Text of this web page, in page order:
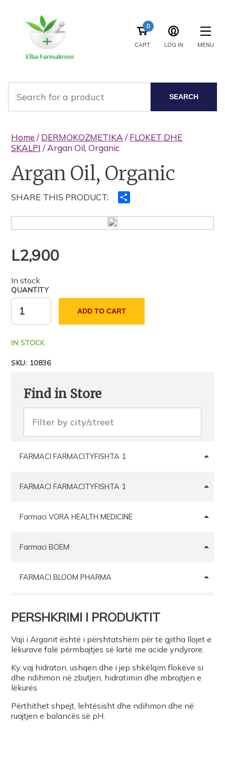
CART
0
LOG IN MENU
SEARCH
Home / DERMOKOZMETIKA / FLOKET DHE
SKALPI / Argan Oil, Organic
Argan Oil, Organic
SHARE THIS PRODUCT:
tjerët
L2,900
In stock
QUANTITY
ADD TO CART
IN STOCK
SKU: 10836
Find in Store
FARMACI FARMACITYFISHTA 1
FARMACI FARMACITYFISHTA 1
Farmaci VORA HEALTH MEDICINE
Farmaci BOEM
FARMACI BLOOM PHARMA
Farmaci BOEM
HALSA SHPK
PERSHKRIMI I PRODUKTIT
Vaji i Arganit është i përshtatshëm për të gjitha llojet e
lëkurave falë përmbajtjes së lartë me acide yndyrore.
Ky vaj hidraton, ushqen dhe i jep shkëlqim flokëve si
dhe ndihmon në zbutjen, hidratimin dhe mbrojtjen e
lëkurës.
Përthithet shpejt, lehtësisht dhe ndihmon dhe në
ruajtjen e balancës së pH.